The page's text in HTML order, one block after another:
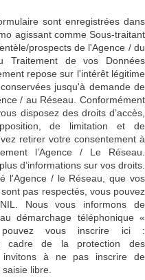
sont enregistrées dans
agissant comme Sous-traitant
prospects de l'Agence / du
Traitement de vos Données
repose sur l'intérêt légitime
jusqu'à demande de
/ au Réseau. Conformément
disposez des droits d’accès,
de limitation et de
retirer votre consentement à
l’Agence / Le Réseau.
d’informations sur vos droits.
l'Agence / le Réseau, que vos
pas respectés, vous pouvez
Nous vous informons de
démarchage téléphonique «
vous inscrire ici :
de la protection des
invitons à ne pas inscrire de
libre.